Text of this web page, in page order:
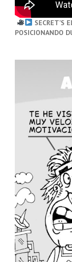
SECRET’S
POSICIONANDO